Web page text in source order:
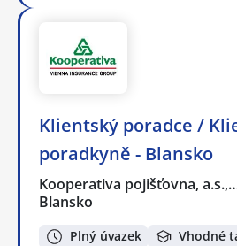
Klientský poradce /
poradkyně - Blansko
Kooperativa pojišťovna,
Blansko
Plný úvazek Vhodné